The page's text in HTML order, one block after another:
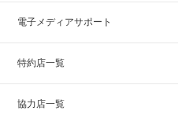
電子メディアサポート
特約店一覧
協力店一覧